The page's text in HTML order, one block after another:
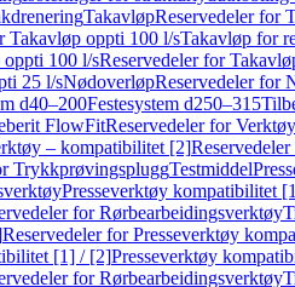
TakavløpReservedeler for
Takavløp oppti 100 l/sTakavløp for
100 l/sReservedeler for
25 l/sNødoverløpReservedeler for
d40–200Festesystem d250–315
FlowFitReservedeler for
– kompatibilitet [2]
TrykkprøvingspluggTestmiddel
Presseverktøy kompatibilitet
for Rørbearbeidingsverktøy
Reservedeler for Presseverktøy
[1] / [2]Presseverktøy
for Rørbearbeidingsverktøy